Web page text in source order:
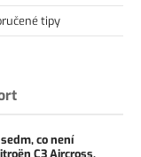
tipy
co není